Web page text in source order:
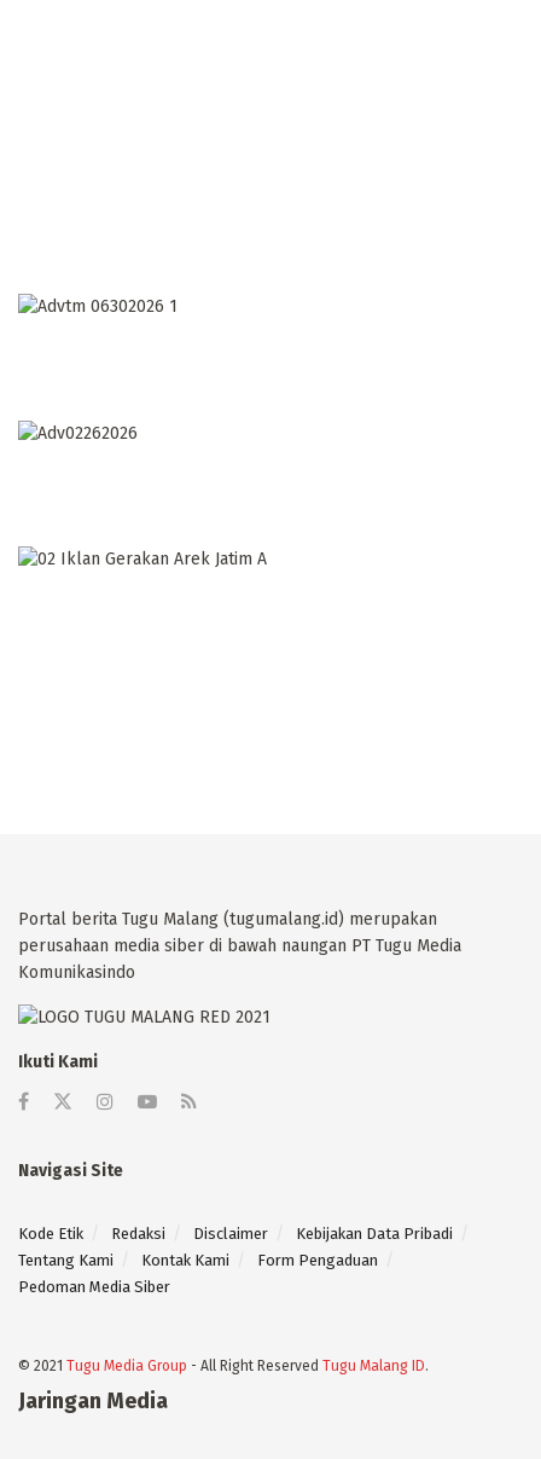
Portal berita Tugu Malang (tugumalang.id) merupakan
perusahaan media siber di bawah naungan PT Tugu Media
Komunikasindo
Ikuti Kami
Navigasi Site
Kode Etik Redaksi Disclaimer
Kebijakan Data Pribadi
Tentang Kami
Kontak Kami
Form Pengaduan
Pedoman Media Siber
© 2021 Tugu Media Group - All Right Reserved Tugu Malang ID.
Jaringan Media